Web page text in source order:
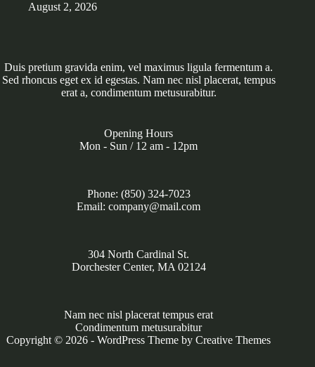
August 2, 2026
Duis pretium gravida enim, vel maximus ligula fermentum a.
Sed rhoncus eget ex id egestas. Nam nec nisl placerat, tempus
erat a, condimentum metusurabitur.
Opening Hours
Mon - Sun / 12 am - 12pm
Phone: (850) 324-7023
Email: company@mail.com
304 North Cardinal St.
Dorchester Center, MA 02124
Nam nec nisl placerat tempus erat
Condimentum metusurabitur
Copyright © 2026 - WordPress Theme byCreative Themes